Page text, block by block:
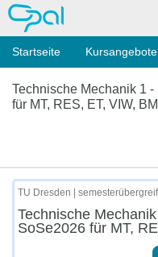
OPAL
Startseite Kursangebote
Technische Mechanik 1
für MT, RES, ET, VIW,
TU Dresden |
Technische
SoSe2026 für MT,